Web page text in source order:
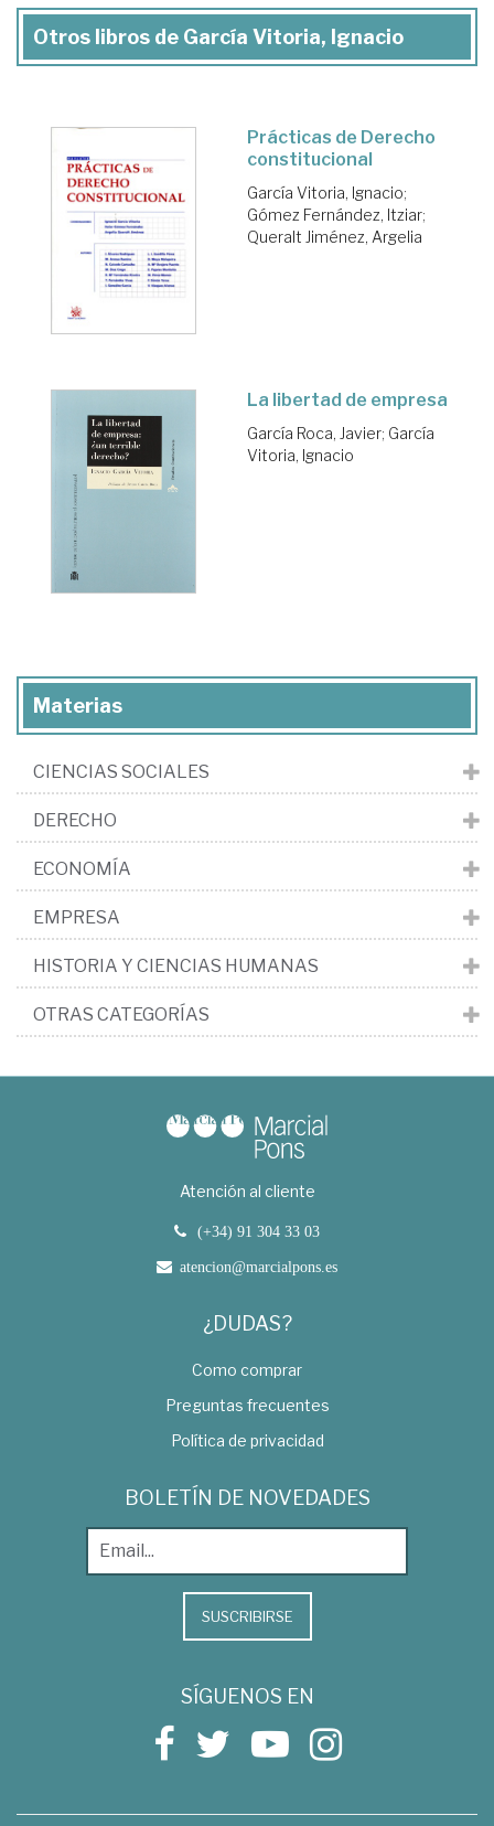
Otros libros de García Vitoria, Ignacio
Prácticas de Derecho
constitucional
García Vitoria, Ignacio;
Gómez Fernández, Itziar;
Queralt Jiménez, Argelia
La libertad de empresa
García Roca, Javier; García
Vitoria, Ignacio
Materias
CIENCIAS SOCIALES
DERECHO
ECONOMÍA
EMPRESA
HISTORIA Y CIENCIAS HUMANAS
OTRAS CATEGORÍAS
Atención al cliente
(+34) 91 304 33 03
atencion@marcialpons.es
¿DUDAS?
Como comprar
Preguntas frecuentes
Política de privacidad
BOLETÍN DE NOVEDADES
SUSCRIBIRSE
SÍGUENOS EN